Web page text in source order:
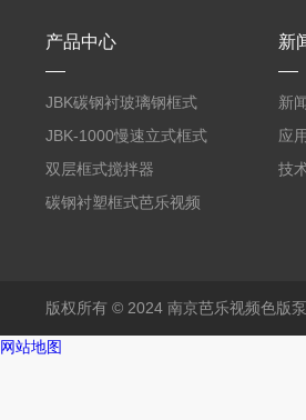
产品中心
JBK碳钢衬玻璃钢框式
芭乐视频APP黄
JBK-1000慢速立式框式
芭乐视频APP黄
双层框式搅拌器
碳钢衬塑框式芭乐视频
新
新
应
技
版权所有 © 2024 南京芭乐视频色版
网站地图